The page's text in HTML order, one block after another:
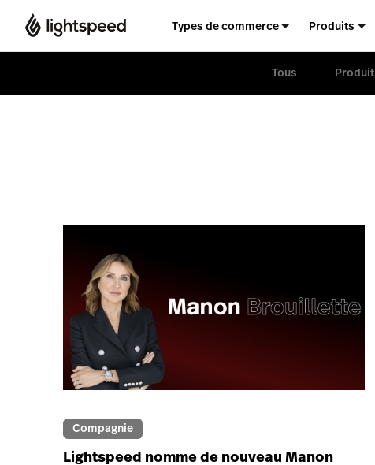
Types de commerce Produits
Tous Produit
Compagnie
Lightspeed nomme de nouveau Manon